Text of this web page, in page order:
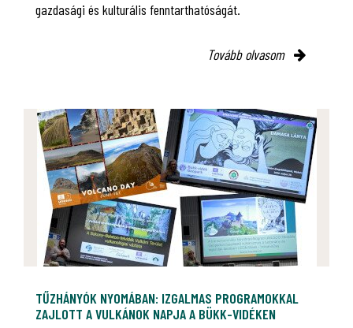
gazdasági és kulturális fenntarthatóságát.
Tovább olvasom
TŰZHÁNYÓK NYOMÁBAN: IZGALMAS PROGRAMOKKAL
ZAJLOTT A VULKÁNOK NAPJA A BÜKK-VIDÉKEN